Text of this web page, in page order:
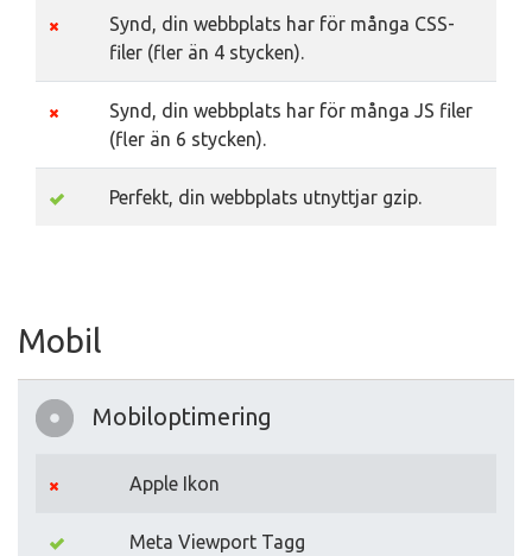
Synd, din webbplats har för många CSS-
filer (fler än 4 stycken).
Synd, din webbplats har för många JS filer
(fler än 6 stycken).
Perfekt, din webbplats utnyttjar gzip.
Mobil
Mobiloptimering
Apple Ikon
Meta Viewport Tagg